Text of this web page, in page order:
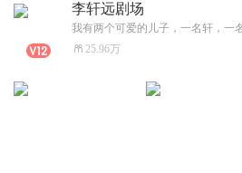
李轩远剧场
25.96万